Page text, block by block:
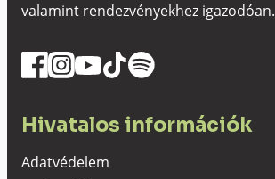
valamint rendezvényekhez igazodóan.
Hivatalos információk
Adatvédelem